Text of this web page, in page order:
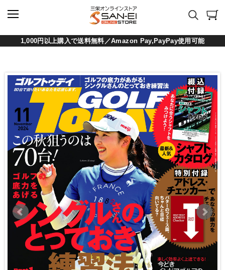
1,000円以上購入で送料無料／Amazon Pay,PayPay使用可能